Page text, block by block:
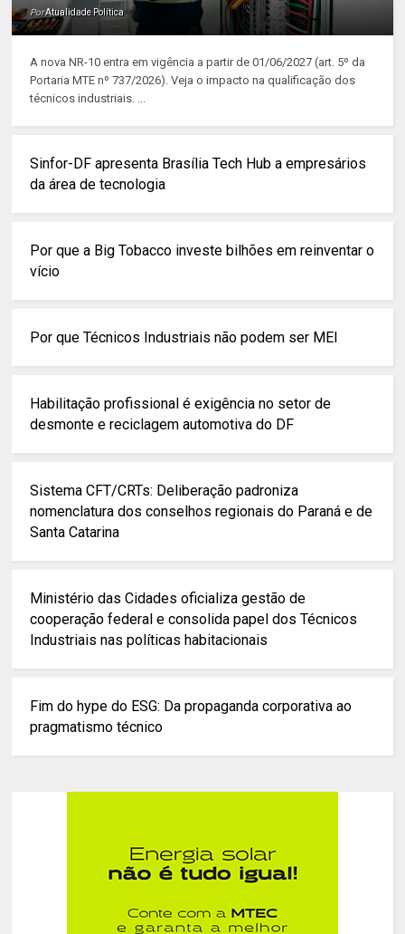
PorAtualidade Política
A nova NR-10 entra em vigência a partir de 01/06/2027 (art. 5º da
Portaria MTE nº 737/2026). Veja o impacto na qualificação dos
técnicos industriais. ...
Sinfor-DF apresenta Brasília Tech Hub a empresários
da área de tecnologia
Por que a Big Tobacco investe bilhões em reinventar o
vício
Por que Técnicos Industriais não podem ser MEI
Habilitação profissional é exigência no setor de
desmonte e reciclagem automotiva do DF
Sistema CFT/CRTs: Deliberação padroniza
nomenclatura dos conselhos regionais do Paraná e de
Santa Catarina
Ministério das Cidades oficializa gestão de
cooperação federal e consolida papel dos Técnicos
Industriais nas políticas habitacionais
Fim do hype do ESG: Da propaganda corporativa ao
pragmatismo técnico